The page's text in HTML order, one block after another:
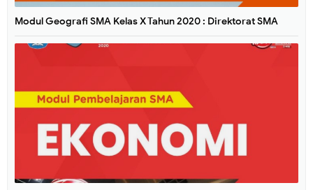
Modul Geografi SMA Kelas X Tahun 2020 : Direktorat SMA